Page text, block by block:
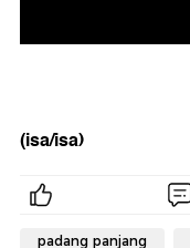
(isa/isa)
padang panjang